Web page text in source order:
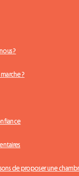
?
?
de proposer une